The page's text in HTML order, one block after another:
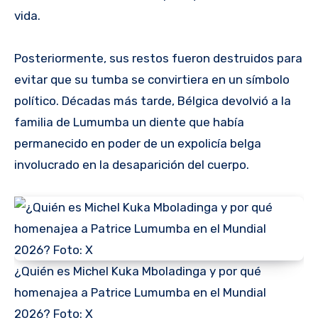
vida.
Posteriormente, sus restos fueron destruidos para
evitar que su tumba se convirtiera en un símbolo
político. Décadas más tarde, Bélgica devolvió a la
familia de Lumumba un diente que había
permanecido en poder de un expolicía belga
involucrado en la desaparición del cuerpo.
¿Quién es Michel Kuka Mboladinga y por qué
homenajea a Patrice Lumumba en el Mundial
2026? Foto: X